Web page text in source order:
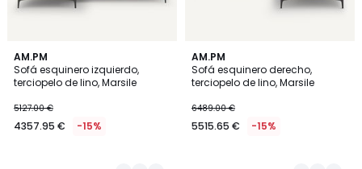
AM.PM
Sofá esquinero izquierdo,
terciopelo de lino, Marsile
5127.00 €
4357.95 € -15%
5
Colores
AM.PM
Sofá esquinero derecho,
terciopelo de lino, Marsile
6489.00 €
5515.65 € -15%
5
Colores